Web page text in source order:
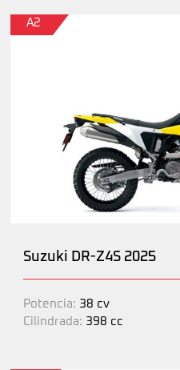
A2
Suzuki DR-Z4S 2025
Potencia: 38 cv
Cilindrada: 398 cc